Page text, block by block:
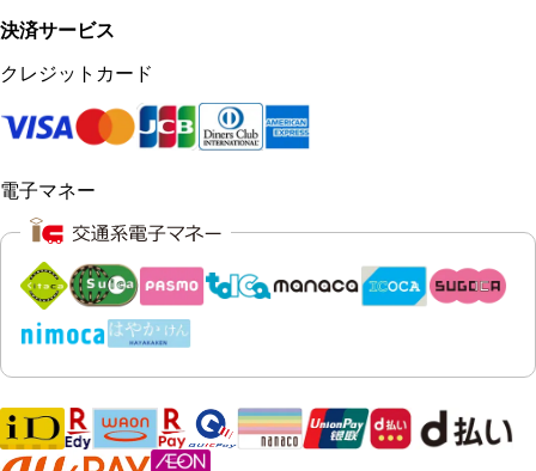
決済サービス
クレジットカード
電子マネー